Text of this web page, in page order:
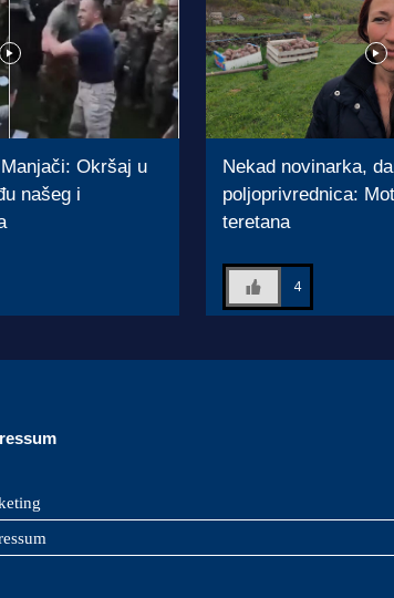
Okršaj u
našeg i
Nekad novinarka,
poljoprivrednica:
teretana
4